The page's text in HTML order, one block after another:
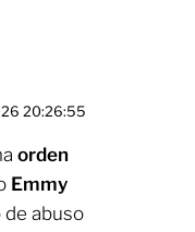
20:26:55
orden
Emmy
de abuso